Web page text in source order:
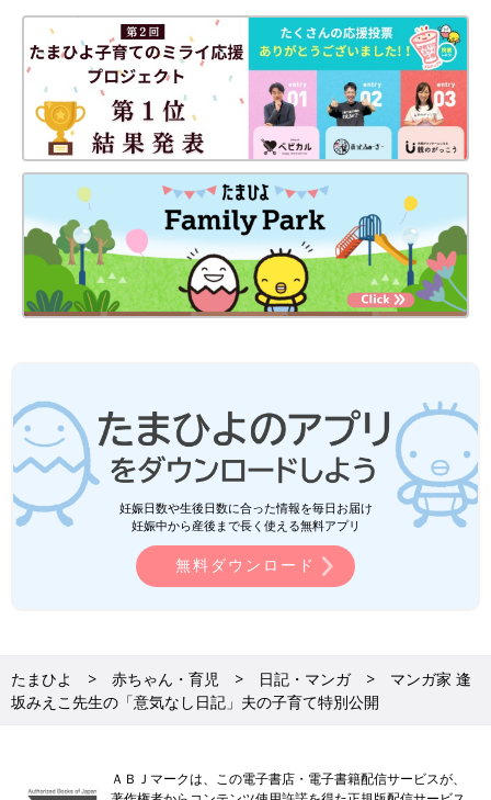
妊娠日数や生後日数に合った情報を毎日お届け
妊娠中から産後まで長く使える無料アプリ
無料ダウンロード
たまひよ 赤ちゃん・育児 日記・マンガ
マンガ家 逢
坂みえこ先生の「意気なし日記」夫の子育て特別公開
ＡＢＪマークは、この電子書店・電子書籍配信サービスが、